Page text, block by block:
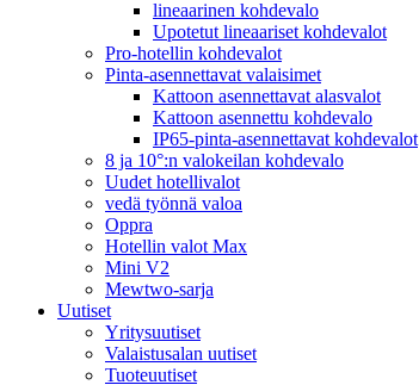
lineaarinen kohdevalo
Upotetut lineaariset kohdevalot
Pro-hotellin kohdevalot
Pinta-asennettavat valaisimet
Kattoon asennettavat alasvalot
Kattoon asennettu kohdevalo
IP65-pinta-asennettavat kohdevalot
8 ja 10°:n valokeilan kohdevalo
Uudet hotellivalot
vedä työnnä valoa
Oppra
Hotellin valot Max
Mini V2
Mewtwo-sarja
Uutiset
Yritysuutiset
Valaistusalan uutiset
Tuoteuutiset